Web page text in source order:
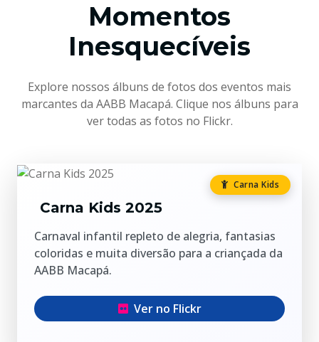
Momentos
Inesquecíveis
Explore nossos álbuns de fotos dos eventos mais
marcantes da AABB Macapá. Clique nos álbuns para
ver todas as fotos no Flickr.
Carna Kids
Carna Kids 2025
Carnaval infantil repleto de alegria, fantasias
coloridas e muita diversão para a criançada da
AABB Macapá.
Ver no Flickr